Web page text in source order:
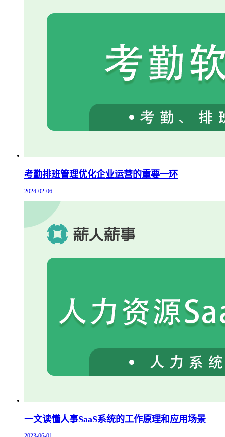
考勤排班管理优化企业运营的重要一环
2024-02-06
一文读懂人事SaaS系统的工作原理和应用场景